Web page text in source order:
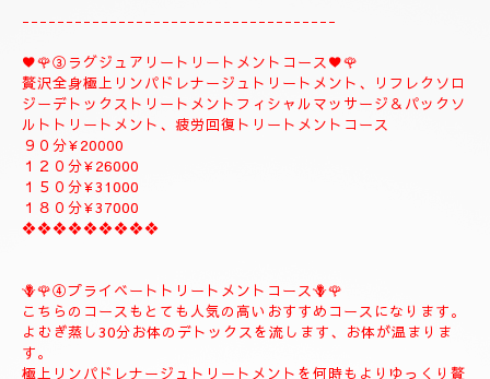
❖❖❖❖❖❖❖❖
②✨🌻メンテナンストリートメントコース🌻✨
大人のお客様のご自分のお体メンテナンストリートメントコース
になります。
全身極上リンパドレナージュトリートメント、リフレクソロジー
デトックストリートメント、フィシャルマッサージ＆パックよむ
ぎ蒸しトリートメント疲労回復トリートメントコース
９０分¥22000
------------------------------------
♥️🌹③ラグジュアリートリートメントコース♥️🌹